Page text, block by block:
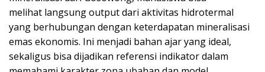
melihat langsung output dari aktivitas hidrotermal
yang berhubungan dengan keterdapatan mineralisasi
emas ekonomis. Ini menjadi bahan ajar yang ideal,
sekaligus bisa dijadikan referensi indikator dalam